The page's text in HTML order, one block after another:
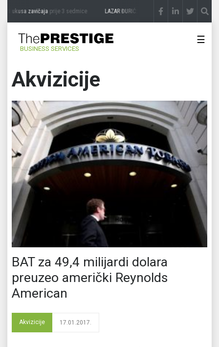
zavičajaprije 3 sedmice LAZAR ĐURIĆ: Promocija potencijal pretvara u
BUSINESS SERVICES
☰
Akvizicije
BAT za 49,4 milijardi dolara
preuzeo američki Reynolds
American
Akvizicije 17.01.2017.